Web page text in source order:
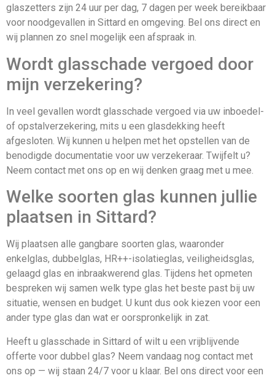
glaszetters zijn 24 uur per dag, 7 dagen per week bereikbaar
voor noodgevallen in Sittard en omgeving. Bel ons direct en
wij plannen zo snel mogelijk een afspraak in.
Wordt glasschade vergoed door
mijn verzekering?
In veel gevallen wordt glasschade vergoed via uw inboedel-
of opstalverzekering, mits u een glasdekking heeft
afgesloten. Wij kunnen u helpen met het opstellen van de
benodigde documentatie voor uw verzekeraar. Twijfelt u?
Neem contact met ons op en wij denken graag met u mee.
Welke soorten glas kunnen jullie
plaatsen in Sittard?
Wij plaatsen alle gangbare soorten glas, waaronder
enkelglas, dubbelglas, HR++-isolatieglas, veiligheidsglas,
gelaagd glas en inbraakwerend glas. Tijdens het opmeten
bespreken wij samen welk type glas het beste past bij uw
situatie, wensen en budget. U kunt dus ook kiezen voor een
ander type glas dan wat er oorspronkelijk in zat.
Heeft u glasschade in Sittard of wilt u een vrijblijvende
offerte voor dubbel glas? Neem vandaag nog contact met
ons op — wij staan 24/7 voor u klaar. Bel ons direct voor een